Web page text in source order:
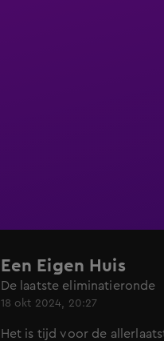
Een Eigen Huis
De laatste eliminatieronde
18 okt 2024, 20:27
Het is tijd voor de